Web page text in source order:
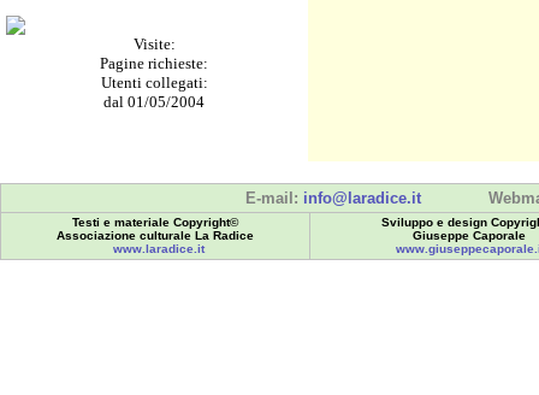
Visite:
Pagine richieste:
Utenti collegati:
dal 01/05/2004
E-mail: info@laradice.it
Testi e materiale Copyright©
Associazione culturale La Radice
www.laradice.it
Sviluppo e design
Giuseppe Caporale